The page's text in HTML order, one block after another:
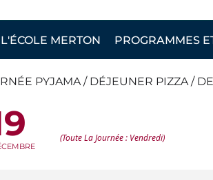
MERTON PROGRAMMES
PYJAMA / DÉJEUNER PIZZA /
(Toute La Journée : Vendredi)